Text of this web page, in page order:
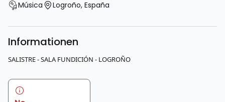
Música Logroño, España
Informationen
SALISTRE - SALA FUNDICIÓN - LOGROÑO